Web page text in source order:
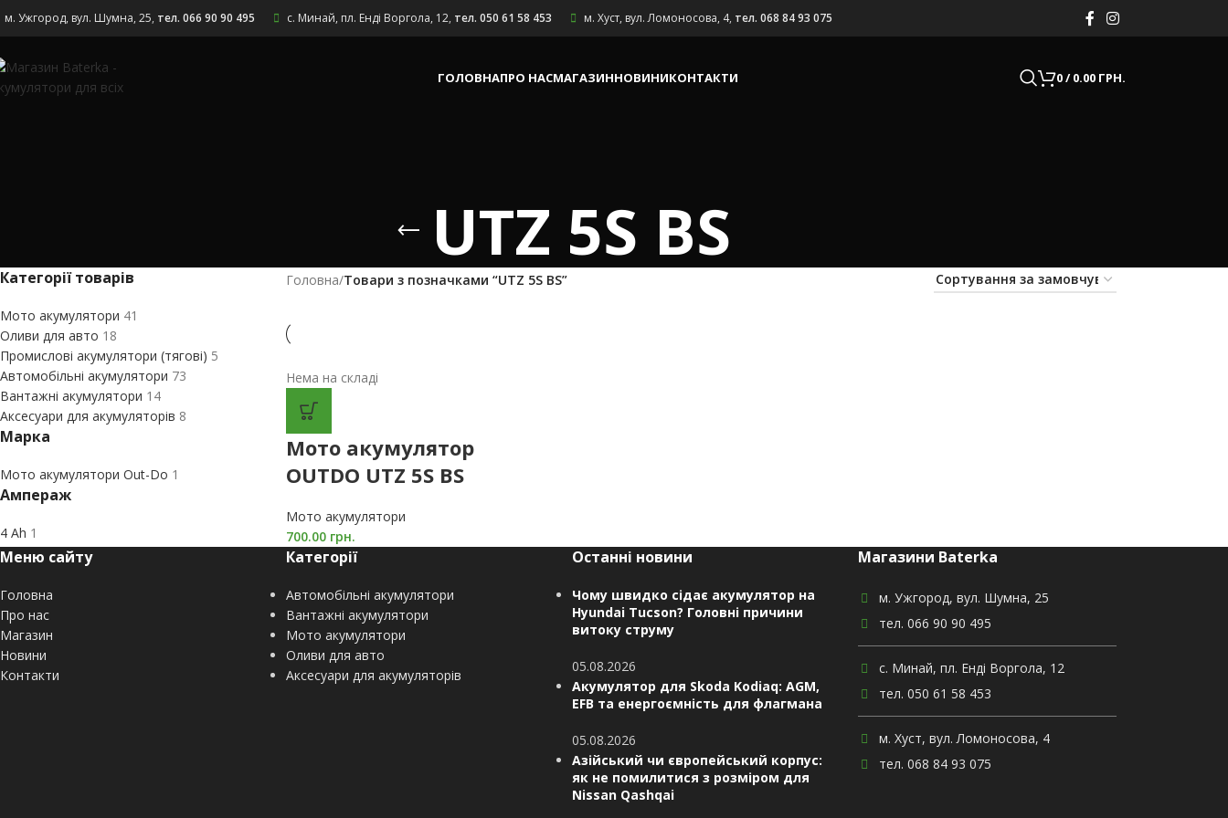
Skip to navigation Skip to main content
м. Ужгород, вул. Шумна, 25, тел. 066 90 90 495 с. Минай, пл. Енді Воргола, 12, тел. 050 61 58 453 м. Хуст, вул. Ломоносова, 4, тел. 068 84 93 075
ГОЛОВНАПРО НАСМАГАЗИННОВИНИКОНТАКТИ 0/ 0.00 ГРН.
UTZ 5S BS
Категорії товарів
Мото акумулятори 41
Оливи для авто 18
Промислові акумулятори (тягові) 5
Автомобільні акумулятори 73
Вантажні акумулятори 14
Аксесуари для акумуляторів 8
Марка
Мото акумулятори Out-Do 1
Ампераж
4 Ah 1
Головна/Товари з позначками “UTZ 5S BS”
Нема на складі
Мото акумулятор
OUTDO UTZ 5S BS
Мото акумулятори
700.00 грн.
Меню сайту
Головна
Про нас
Магазин
Новини
Контакти
Категорії
Автомобільні акумулятори
Вантажні акумулятори
Мото акумулятори
Оливи для авто
Аксесуари для акумуляторів
Останні новини
Чому швидко сідає акумулятор на
Hyundai Tucson? Головні причини
витоку струму
05.08.2026
Акумулятор для Skoda Kodiaq: AGM,
EFB та енергоємність для флагмана
05.08.2026
Азійський чи європейський корпус:
як не помилитися з розміром для
Nissan Qashqai
Магазини Baterka
м. Ужгород, вул. Шумна, 25
тел. 066 90 90 495
с. Минай, пл. Енді Воргола, 12
тел. 050 61 58 453
м. Хуст, вул. Ломоносова, 4
тел. 068 84 93 075